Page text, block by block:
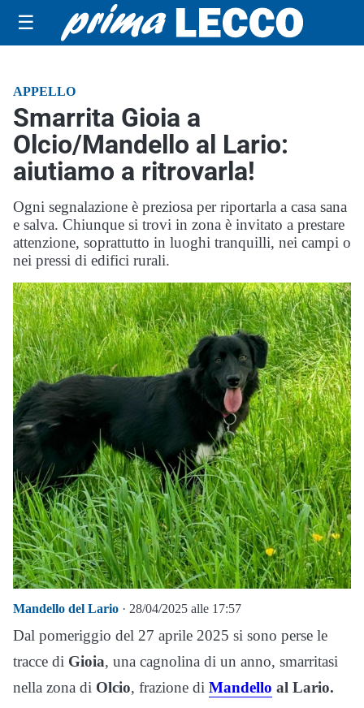
☰
APPELLO
Smarrita Gioia a
Olcio/Mandello al Lario:
aiutiamo a ritrovarla!
Ogni segnalazione è preziosa per riportarla a casa sana
e salva. Chiunque si trovi in zona è invitato a prestare
attenzione, soprattutto in luoghi tranquilli, nei campi o
nei pressi di edifici rurali.
Mandello del Lario · 28/04/2025 alle 17:57
Dal pomeriggio del 27 aprile 2025 si sono perse le
tracce di Gioia, una cagnolina di un anno, smarritasi
nella zona di Olcio, frazione di Mandello al Lario.